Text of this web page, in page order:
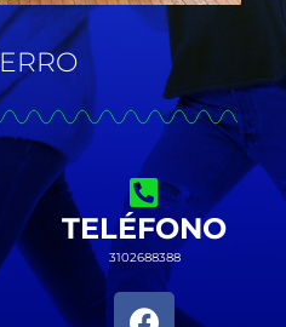
TELÉFONO
3102688388